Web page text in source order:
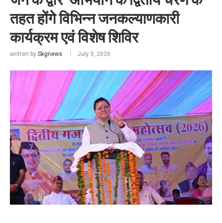
तहत होंगे विभिन्न जनकल्याणकारी
कार्यक्रम एवं विशेष शिविर
written by Skgnews July 3, 2026